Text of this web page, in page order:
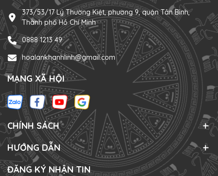
373/53/17 Lý Thường Kiệt, phường 9, quận Tân Bình,
Thành phố Hồ Chí Minh
0888 1213 49
hoalankhanhlinh@gmail.com
MẠNG XÃ HỘI
CHÍNH SÁCH
HƯỚNG DẪN
ĐĂNG KÝ NHẬN TIN